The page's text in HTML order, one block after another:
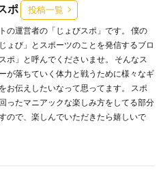
ポ 投稿一覧
の運営者の「じょびスポ」です。 僕の
ょび」とスポーツのことを発信するブロ
ポ」と呼んでくださいませ。 そんなス
が落ちていく体力と戦うために様々なギ
お伝えしたいなって思ってます。 スポ
ったマニアックな楽しみ方をしてる部分
ので、楽しんでいただきたら嬉しいで